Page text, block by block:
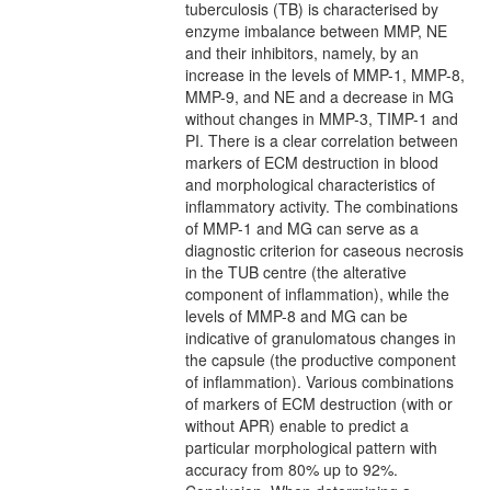
tuberculosis (TB) is characterised by
enzyme imbalance between MMP, NE
and their inhibitors, namely, by an
increase in the levels of MMP-1, MMP-8,
MMP-9, and NE and a decrease in MG
without changes in MMP-3, TIMP-1 and
PI. There is a clear correlation between
markers of ECM destruction in blood
and morphological characteristics of
inflammatory activity. The combinations
of MMP-1 and MG can serve as a
diagnostic criterion for caseous necrosis
in the TUB centre (the alterative
component of inflammation), while the
levels of MMP-8 and MG can be
indicative of granulomatous changes in
the capsule (the productive component
of inflammation). Various combinations
of markers of ECM destruction (with or
without APR) enable to predict a
particular morphological pattern with
accuracy from 80% up to 92%.